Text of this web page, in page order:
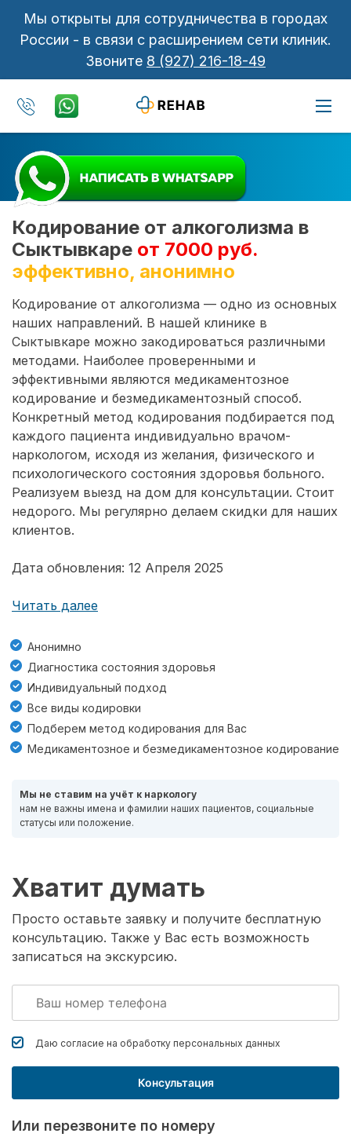
Мы открыты для сотрудничества в городах
России - в связи с расширением сети клиник.
Звоните 8 (927) 216-18-49
Кодирование от алкоголизма в
Сыктывкаре от 7000 руб.
эффективно, анонимно
Кодирование от алкоголизма — одно из основных
наших направлений. В нашей клинике в
Сыктывкаре можно закодироваться различными
методами. Наиболее проверенными и
эффективными являются медикаментозное
кодирование и безмедикаментозный способ.
Конкретный метод кодирования подбирается под
каждого пациента индивидуально врачом-
наркологом, исходя из желания, физического и
психологического состояния здоровья больного.
Реализуем выезд на дом для консультации. Стоит
недорого. Мы регулярно делаем скидки для наших
клиентов.
Дата обновления: 12 Апреля 2025
Читать далее
Анонимно
Диагностика состояния здоровья
Индивидуальный подход
Все виды кодировки
Подберем метод кодирования для Вас
Медикаментозное и безмедикаментозное кодирование
Мы не ставим на учёт к наркологу
нам не важны имена и фамилии наших пациентов, социальные
статусы или положение.
Хватит думать
Просто оставьте заявку и получите бесплатную
консультацию. Также у Вас есть возможность
записаться на экскурсию.
Даю согласие на обработку персональных данных
Консультация
Или перезвоните по номеру